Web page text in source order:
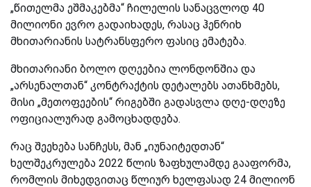
„წითელმა ეშმაკებმა“ ჩილელის სანაცვლოდ 40
მილიონი ევრო გადაიხადეს, რასაც ჰენრიხ
მხითარიანის სატრანსფერო ფასიც ემატება.
მხითარიანი ბოლო დღეებია ლონდონშია და
„არსენალთან“ კონტრაქტის დეტალებს ათანხმებს,
მისი „მეთოფეების“ რიგებში გადასვლა დღე-დღეზე
ოფიციალურად გამოცხადდება.
რაც შეეხება სანჩესს, მან „იუნაიტედთან“
ხელშეკრულება 2022 წლის ზაფხულამდე გააფორმა,
რომლის მიხედვითაც წლიურ ხელფასად 24 მილიონ